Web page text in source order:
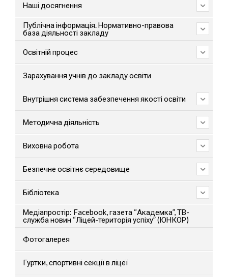
Наші досягнення
Публічна інформація. Нормативно-правова
база діяльності закладу
Освітній процес
Зарахування учнів до закладу освіти
Внутрішня система забезпечення якості освіти
Методична діяльність
Виховна робота
Безпечне освітнє середовище
Бібліотека
Медіапростір: Facebook, газета “Академка”, ТВ-
служба новин “Ліцей-територія успіху” (ЮНКОР)
Фотогалерея
Гуртки, спортивні секції в ліцеї